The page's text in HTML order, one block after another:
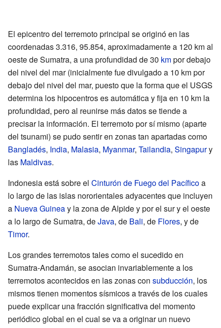
El epicentro del terremoto principal se originó en las
coordenadas3.316, 95.854, aproximadamente a 120 km al
oeste de Sumatra, a una profundidad de 30 kmpor debajo
del nivel del mar (inicialmente fue divulgado a 10 km por
debajo del nivel del mar, puesto que la forma que el USGS
determina los hipocentros es automática y fija en 10 km la
profundidad, pero al reunirse más datos se tiende a
precisar la información. El terremoto por sí mismo (aparte
del tsunami) se pudo sentir en zonas tan apartadas como
Bangladés, India, Malasia, Myanmar, Tailandia, Singapury
las Maldivas.
Indonesia está sobre el Cinturón de Fuego del Pacíficoa
lo largo de las islas nororientales adyacentes que incluyen
a Nueva Guineay la zona de Alpide y por el sur y el oeste
a lo largo de Sumatra, deJava, de Bali, de Flores, y de
Timor.
Los grandes terremotos tales como el sucedido en
Sumatra-Andamán, se asocian invariablemente a los
terremotos acontecidos en las zonas con subducción, los
mismos tienen momentos sísmicos a través de los cuales
puede explicar una fracción significativa del momento
periódico global en el cual se va a originar un nuevo